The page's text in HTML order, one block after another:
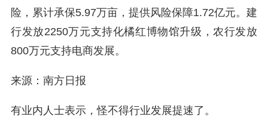
险，累计承保5.97万亩，提供风险保障1.72亿元。建
行发放2250万元支持化橘红博物馆升级，农行发放
800万元支持电商发展。
来源：南方日报
有业内人士表示，怪不得行业发展提速了。